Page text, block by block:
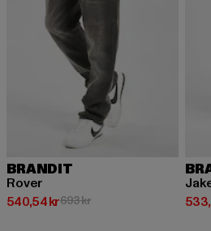
BRANDIT
Rover
540,54 kr
Nuvarande pris: 540,54 kr
693 krKampanjpris: 693 kr